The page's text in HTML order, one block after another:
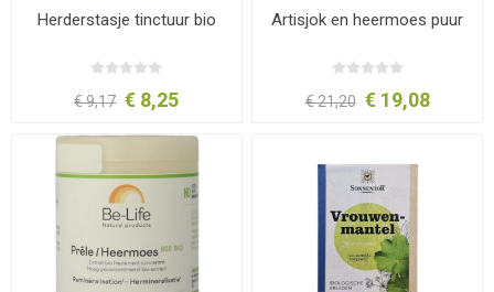
Herderstasje tinctuur bio
€ 9,17 € 8,25
Artisjok en heermoes puur
€ 21,20 € 19,08